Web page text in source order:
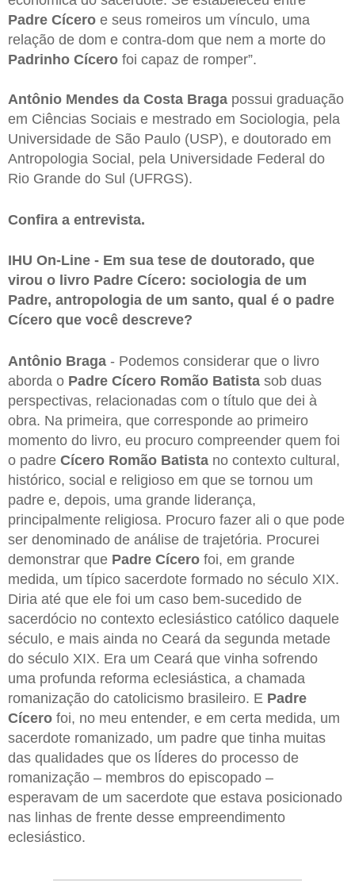
Padre Cícero e seus romeiros um vínculo, uma
relação de dom e contra-dom que nem a morte do
Padrinho Cícero foi capaz de romper”.
Antônio Mendes da Costa Braga possui graduação
em Ciências Sociais e mestrado em Sociologia, pela
Universidade de São Paulo (USP), e doutorado em
Antropologia Social, pela Universidade Federal do
Rio Grande do Sul (UFRGS).
Confira a entrevista.
IHU On-Line - Em sua tese de doutorado, que
virou o livro Padre Cícero: sociologia de um
Padre, antropologia de um santo, qual é o padre
Cícero que você descreve?
Antônio Braga - Podemos considerar que o livro
aborda o Padre Cícero Romão Batista sob duas
perspectivas, relacionadas com o título que dei à
obra. Na primeira, que corresponde ao primeiro
momento do livro, eu procuro compreender quem foi
o padre Cícero Romão Batista no contexto cultural,
histórico, social e religioso em que se tornou um
padre e, depois, uma grande liderança,
principalmente religiosa. Procuro fazer ali o que pode
ser denominado de análise de trajetória. Procurei
demonstrar que Padre Cícero foi, em grande
medida, um típico sacerdote formado no século XIX.
Diria até que ele foi um caso bem-sucedido de
sacerdócio no contexto eclesiástico católico daquele
século, e mais ainda no Ceará da segunda metade
do século XIX. Era um Ceará que vinha sofrendo
uma profunda reforma eclesiástica, a chamada
romanização do catolicismo brasileiro. E Padre
Cícero foi, no meu entender, e em certa medida, um
sacerdote romanizado, um padre que tinha muitas
das qualidades que os lÍderes do processo de
romanização – membros do episcopado –
esperavam de um sacerdote que estava posicionado
nas linhas de frente desse empreendimento
eclesiástico.